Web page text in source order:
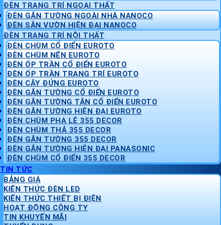
ĐÈN TRANG TRÍ NGOẠI THẤT
ĐÈN GẮN TƯỜNG NGOÀI NHÀ NANOCO
ĐÈN SÂN VƯỜN HIỆN ĐẠI NANOCO
ĐÈN TRANG TRÍ NỘI THẤT
ĐÈN CHÙM CỔ ĐIỂN EUROTO
ĐÈN CHÙM NẾN EUROTO
ĐÈN ỐP TRẦN CỔ ĐIỂN EUROTO
ĐÈN ỐP TRẦN TRANG TRÍ EUROTO
ĐÈN CÂY ĐỨNG EUROTO
ĐÈN GẮN TƯỜNG CỔ ĐIỂN EUROTO
ĐÈN GẮN TƯỜNG TÂN CỔ ĐIỂN EUROTO
ĐÈN GẮN TƯỜNG HIỆN ĐẠI EUROTO
ĐÈN CHÙM PHA LÊ 355 DECOR
ĐÈN CHÙM THẢ 355 DECOR
ĐÈN GẮN TƯỜNG 355 DECOR
ĐÈN GẮN TƯỜNG HIỆN ĐẠI PANASONIC
ĐÈN CHÙM CỔ ĐIỂN 355 DECOR
TIN TỨC
BẢNG GIÁ
KIẾN THỨC ĐÈN LED
KIẾN THỨC THIẾT BỊ ĐIỆN
HOẠT ĐỘNG CÔNG TY
TIN KHUYẾN MÃI